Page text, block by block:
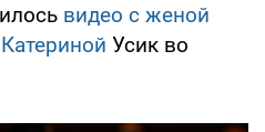
видео с женой
Усик во